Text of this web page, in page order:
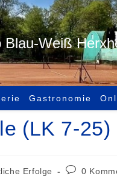
Blau-Weiß
Gastronomie
(LK 7-25)
Erfolge 0